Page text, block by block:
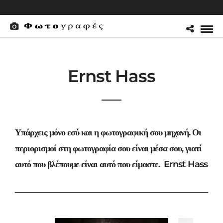
Ernst Hass
Υπάρχεις μόνο εσύ και η φωτογραφική σου μηχανή. Οι
περιορισμοί στη φωτογραφία σου είναι μέσα σου, γιατί
αυτό που βλέπουμε είναι αυτό που είμαστε. Ernst Hass